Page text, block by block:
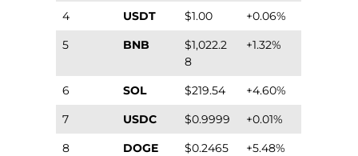
4
USDT $1.00
+0.06%
5
BNB
$1,022.2
8
+1.32%
6 SOL $219.54
+4.60%
7
USDC $0.9999
+0.01%
8
DOGE $0.2465
+5.48%